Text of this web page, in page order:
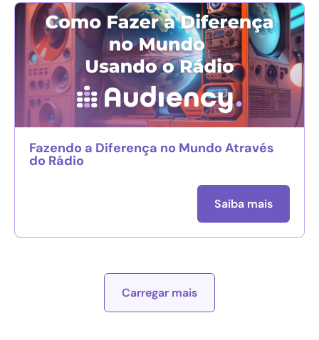
Fazendo a Diferença no Mundo Através
do Rádio
Saiba mais
Carregar mais